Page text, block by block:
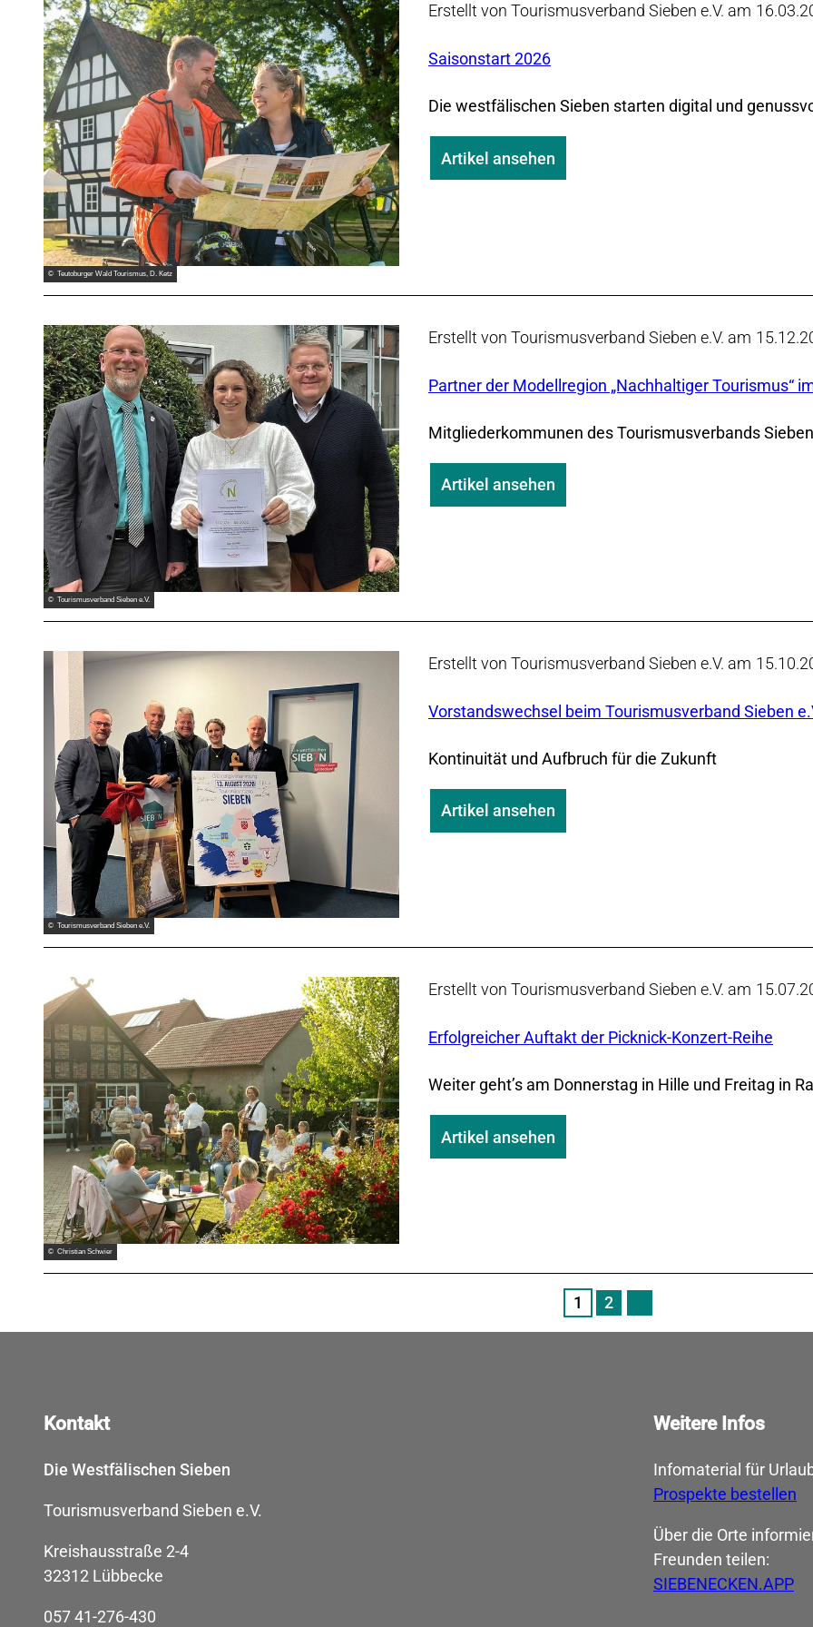
© Teutoburger Wald Tourismus, D. Ketz
Erstellt von Tourismusverband Sieben e.V. am
Saisonstart 2026
Die westfälischen Sieben starten digital und
Artikel ansehen
© Tourismusverband Sieben e.V.
Erstellt von Tourismusverband Sieben e.V. am
Partner der Modellregion „Nachhaltiger Tourismus“
Mitgliederkommunen des Tourismusverbands
Artikel ansehen
© Tourismusverband Sieben e.V.
Erstellt von Tourismusverband Sieben e.V. am
Vorstandswechsel beim Tourismusverband Sieben
Kontinuität und Aufbruch für die Zukunft
Artikel ansehen
© Christian Schwier
Erstellt von Tourismusverband Sieben e.V. am
Erfolgreicher Auftakt der Picknick-Konzert-Reihe
Weiter geht’s am Donnerstag in Hille und Freitag in
Artikel ansehen
1 2
Kontakt
Die Westfälischen Sieben
Tourismusverband Sieben e.V.
Kreishausstraße 2-4
32312 Lübbecke
057 41-276-430
Weitere Infos
Infomaterial für
Prospekte bestellen
Über die Orte
Freunden ­teilen:
SIEBENECKEN.APP